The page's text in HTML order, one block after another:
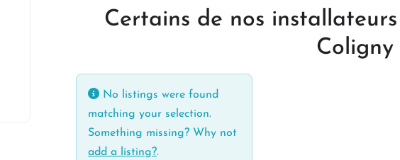
Certains de nos
Coligny
No listings were found
matching your selection.
Something missing? Why not
add a listing?.